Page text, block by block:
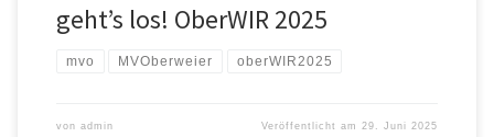
geht’s los! OberWIR 2025
mvo MVOberweier oberWIR2025
von admin Veröffentlicht am 29. Juni 2025